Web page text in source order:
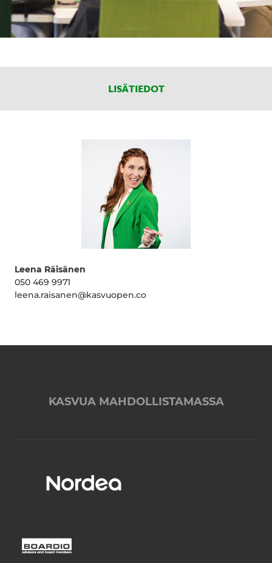
LISÄTIEDOT
Leena Räisänen
050 469 9971
leena.raisanen@kasvuopen.co
KASVUA MAHDOLLISTAMASSA